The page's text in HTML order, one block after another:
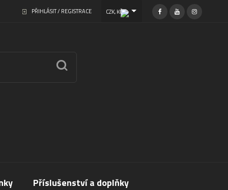
PŘIHLÁSIT / REGISTRACE CZK, KČ
Příslušenství a doplňky